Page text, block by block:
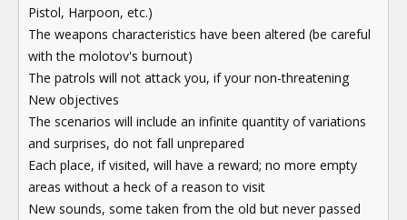
Pistol, Harpoon, etc.)
The weapons characteristics have been altered (be careful
with the molotov's burnout)
The patrols will not attack you, if your non-threatening
New objectives
The scenarios will include an infinite quantity of variations
and surprises, do not fall unprepared
Each place, if visited, will have a reward; no more empty
areas without a heck of a reason to visit
New sounds, some taken from the old but never passed